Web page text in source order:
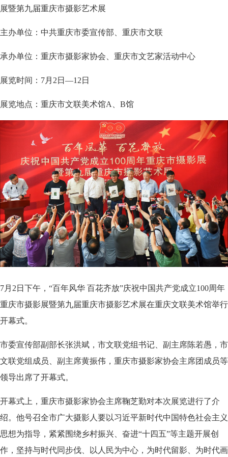
展暨第九届重庆市摄影艺术展
主办单位：中共重庆市委宣传部、重庆市文联
承办单位：重庆市摄影家协会、重庆市文艺家活动中心
展览时间：7月2日—12日
展览地点：重庆市文联美术馆A、B馆
7月2日下午，“百年风华 百花齐放”庆祝中国共产党成立100周年
重庆市摄影展暨第九届重庆市摄影艺术展在重庆文联美术馆举行
开幕式。
市委宣传部副部长张洪斌，市文联党组书记、副主席陈若愚，市
文联党组成员、副主席黄振伟，重庆市摄影家协会主席团成员等
领导出席了开幕式。
开幕式上，重庆市摄影家协会主席鞠芝勤对本次展览进行了介
绍。他号召全市广大摄影人要以习近平新时代中国特色社会主义
思想为指导，紧紧围绕乡村振兴、奋进“十四五”等主题开展创
作，坚持与时代同步伐、以人民为中心，为时代留影、为时代画